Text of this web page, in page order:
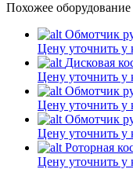
Похожее оборудование
Обмотчик
Цену уточнить у
Дисковая
Цену уточнить у
Обмотчик
Цену уточнить у
Обмотчик
Цену уточнить у
Роторная
Цену уточнить у